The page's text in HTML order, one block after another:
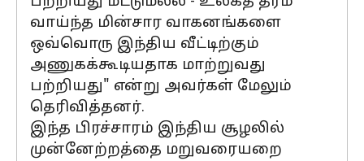
வாய்ந்த மின்சார வாகனங்களை
ஒவ்வொரு இந்திய வீட்டிற்கும்
அணுகக்கூடியதாக மாற்றுவது
பற்றியது" என்று அவர்கள் மேலும்
தெரிவித்தனர்.
இந்த பிரச்சாரம் இந்திய சூழலில்
முன்னேற்றத்தை மறுவரையறை